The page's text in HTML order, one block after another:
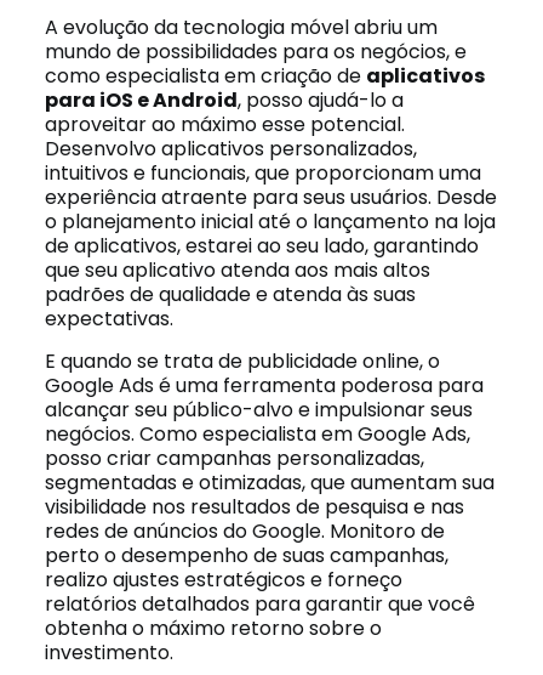
A evolução da tecnologia móvel abriu um
mundo de possibilidades para os negócios, e
como especialista em criação de aplicativos
para iOS e Android, posso ajudá-lo a
aproveitar ao máximo esse potencial.
Desenvolvo aplicativos personalizados,
intuitivos e funcionais, que proporcionam uma
experiência atraente para seus usuários. Desde
o planejamento inicial até o lançamento na loja
de aplicativos, estarei ao seu lado, garantindo
que seu aplicativo atenda aos mais altos
padrões de qualidade e atenda às suas
expectativas.
E quando se trata de publicidade online, o
Google Ads é uma ferramenta poderosa para
alcançar seu público-alvo e impulsionar seus
negócios. Como especialista em Google Ads,
posso criar campanhas personalizadas,
segmentadas e otimizadas, que aumentam sua
visibilidade nos resultados de pesquisa e nas
redes de anúncios do Google. Monitoro de
perto o desempenho de suas campanhas,
realizo ajustes estratégicos e forneço
relatórios detalhados para garantir que você
obtenha o máximo retorno sobre o
investimento.